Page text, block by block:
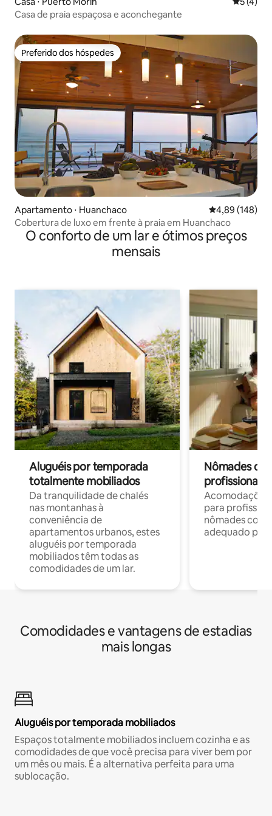
Casa de praia espaçosa e aconchegante
Preferido dos hóspedes
Preferido dos hóspedes
Apartamento ⋅ Huanchaco 4,89 de uma
4,89 (148)
Cobertura de luxo em frente à praia em Huanchaco
O conforto de um lar e ótimos preços
mensais
Aluguéis por temporada
totalmente mobiliados
Da tranquilidade de chalés
nas montanhas à
conveniência de
apartamentos urbanos, estes
aluguéis por temporada
mobiliados têm todas as
comodidades de um lar.
Nômades
profissionais
para
nômades com
adequado
Comodidades e vantagens de estadias
mais longas
Aluguéis por temporada mobiliados
Espaços totalmente mobiliados incluem cozinha e as
comodidades de que você precisa para viver bem por
um mês ou mais. É a alternativa perfeita para uma
sublocação.